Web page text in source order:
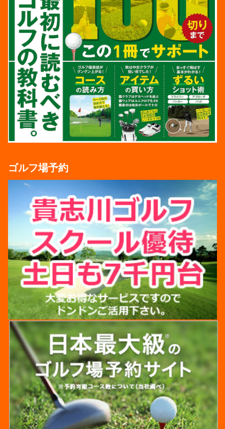
ゴルフ場予約